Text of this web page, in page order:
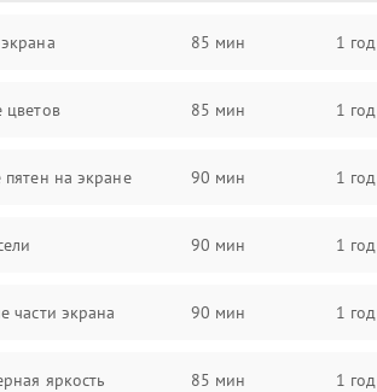
85 мин 1 год
цветов 85 мин 1 год
на экране 90 мин 1 год
90 мин 1 год
части экрана 90 мин 1 год
яркость 85 мин 1 год